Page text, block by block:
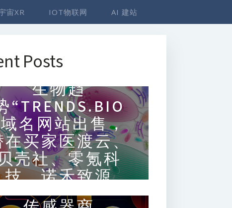
宙XR IOT物联网 AI 建站
Posts
生物趋
“TRENDS.BIO
名网站出售，
在买家医渡云、
壳社、零氪科
技、诺禾致源